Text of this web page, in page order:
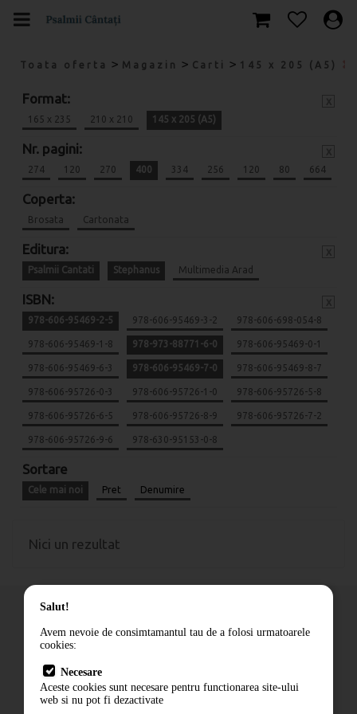
Toata oferta > Magazin > Carti > 145 x 205 (A5)
Format:
165 x 235 210 x 210 145 x 205 (A5)
Nr. pagini:
274 120 270 400 334 256 120 80 664
Coperta:
Brosata Cartonata
Editura:
Psalmii Cantati Stephanus Multimedia Arad
ISBN:
978-606-95469-2-5 978-606-95469-3-2 978-606-698-054-8
978-606-95469-1-8 978-973-88771-6-0 978-606-95469-0-1
978-606-95469-6-3 978-606-95469-7-0 978-606-95469-8-7
978-606-95726-0-3 978-606-95726-1-0 978-606-95726-5-8
978-606-95726-6-5 978-606-95726-8-9 978-606-95726-7-2
978-606-95726-9-6 978-630-95153-0-8
Sortare
Cele mai noi Pret Denumire
Nici un rezultat
Cum comand
Livrare
Contact
Salut!
Avem nevoie de consimtamantul tau de a folosi urmatoarele
cookies:
Necesare
Aceste cookies sunt necesare pentru functionarea site-ului
web si nu pot fi dezactivate